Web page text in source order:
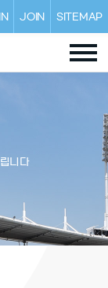
JOIN SITEMAP
니다